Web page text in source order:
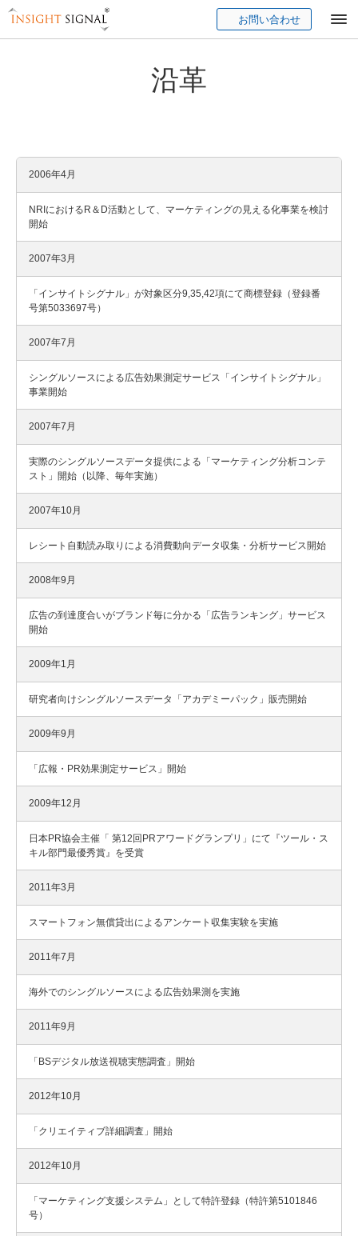
Insight Signal
お問い合わせ
沿革
2006年4月
NRIにおけるR＆D活動として、マーケティングの見える化事業を検討
開始
2007年3月
「インサイトシグナル」が対象区分9,35,42項にて商標登録（登録番
号第5033697号）
2007年7月
シングルソースによる広告効果測定サービス「インサイトシグナル」
事業開始
2007年7月
実際のシングルソースデータ提供による「マーケティング分析コンテ
スト」開始（以降、毎年実施）
2007年10月
レシート自動読み取りによる消費動向データ収集・分析サービス開始
2008年9月
広告の到達度合いがブランド毎に分かる「広告ランキング」サービス
開始
2009年1月
研究者向けシングルソースデータ「アカデミーパック」販売開始
2009年9月
「広報・PR効果測定サービス」開始
2009年12月
日本PR協会主催「 第12回PRアワードグランプリ」にて『ツール・ス
キル部門最優秀賞』を受賞
2011年3月
スマートフォン無償貸出によるアンケート収集実験を実施
2011年7月
海外でのシングルソースによる広告効果測を実施
2011年9月
「BSデジタル放送視聴実態調査」開始
2012年10月
「クリエイティブ詳細調査」開始
2012年10月
「マーケティング支援システム」として特許登録（特許第5101846
号）